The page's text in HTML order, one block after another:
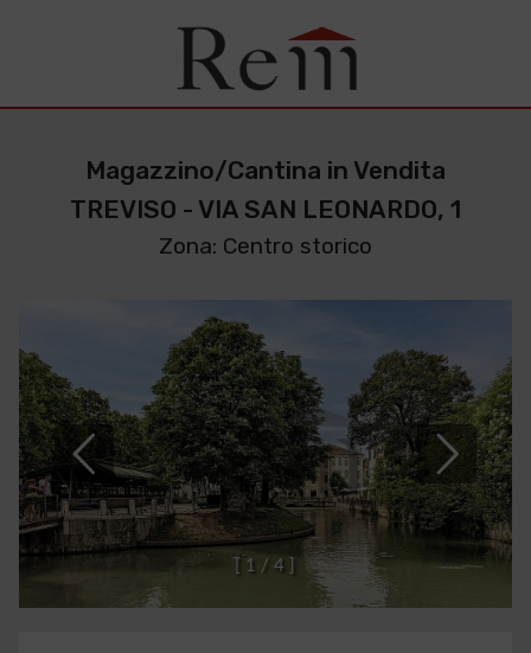
Magazzino/Cantina in Vendita
TREVISO - VIA SAN LEONARDO, 1
Zona: Centro storico
1 / 4